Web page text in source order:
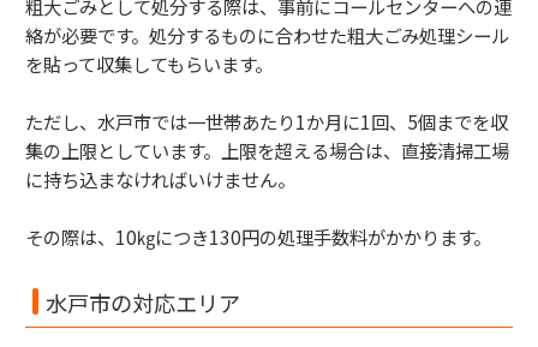
粗大ごみとして処分する際は、事前にコールセンターへの連
絡が必要です。処分するものに合わせた粗大ごみ処理シール
を貼って収集してもらいます。
ただし、水戸市では一世帯あたり1か月に1回、5個までを収
集の上限としています。上限を超える場合は、直接清掃工場
に持ち込まなければいけません。
その際は、10㎏につき130円の処理手数料がかかります。
水戸市の対応エリア